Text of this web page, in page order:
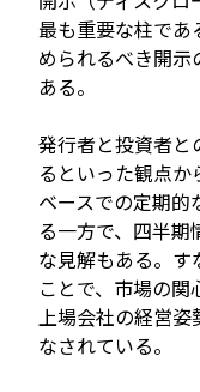
最も重要な柱であ
められるべき開示
ある。
発行者と投資者と
るといった観点
ベースでの定期的
る一方で、四半
な見解もある。す
ことで、市場の関
上場会社の経営姿
なされている。